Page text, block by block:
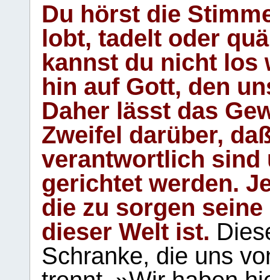
Du hörst die
lobt, tadelt oder
kannst du nicht los
hin auf Gott, den
Daher lässt das
Zweifel darüber,
verantwortlich sind
gerichtet werden.
die zu sorgen
dieser Welt ist.
Schranke, die uns